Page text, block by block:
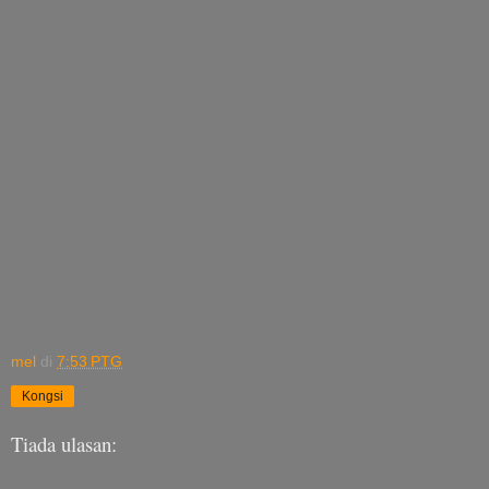
mel di 7:53 PTG
Kongsi
Tiada ulasan: